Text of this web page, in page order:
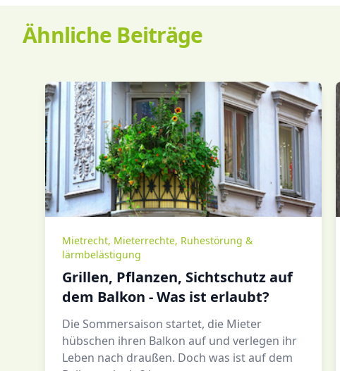
Ähnliche Beiträge
Mietrecht, Mieterrechte, Ruhestörung &
lärmbelästigung
Grillen, Pflanzen, Sichtschutz auf
dem Balkon - Was ist erlaubt?
Die Sommersaison startet, die Mieter
hübschen ihren Balkon auf und verlegen ihr
Leben nach draußen. Doch was ist auf dem